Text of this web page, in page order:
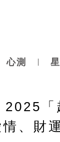
心測
2025「
、財